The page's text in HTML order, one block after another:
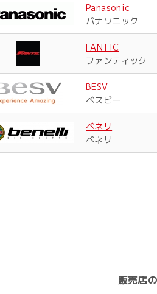
Panasonic
パナソニック
FANTIC
ファンティック
BESV
ベスビー
ベネリ
ベネリ
販売店